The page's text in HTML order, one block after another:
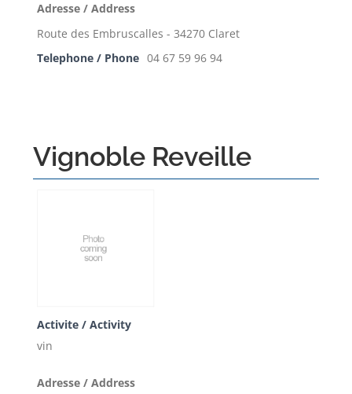
Adresse / Address
Route des Embruscalles - 34270 Claret
Telephone / Phone 04 67 59 96 94
Vignoble Reveille
Activite / Activity
vin
Adresse / Address